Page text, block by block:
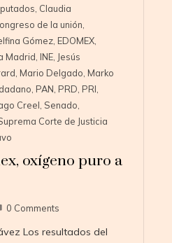
Claudia
de la unión
Gómez EDOMEX
Madrid INE Jesús
Mario Delgado Marko
PAN PRD PRI
Creel Senado
Corte de Justicia
oxígeno puro a
0 Comments
Los resultados del